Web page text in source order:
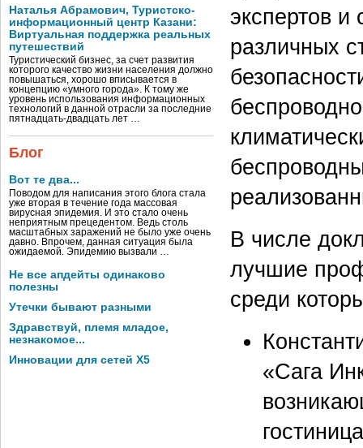
Наталья Абрамович, Туристско-
информационный центр Казани:
Виртуальная поддержка реальных
путешествий
Туристический бизнес, за счет развития
которого качество жизни населения должно
повышаться, хорошо вписывается в
концепцию «умного города». К тому же
уровень использования информационных
технологий в данной отрасли за последние
пятнадцать-двадцать лет …
Блог
Вот те два...
Поводом для написания этого блога стала
уже вторая в течение года массовая
вирусная эпидемия. И это стало очень
неприятным прецедентом. Ведь столь
масштабных заражений не было уже очень
давно. Впрочем, данная ситуация была
ожидаемой. Эпидемию вызвали …
Не все апдейты одинаково
полезны
Утечки бывают разными
Здравствуй, племя младое,
незнакомое...
Инновации для сетей X5
экспертов и
различных
В числе
лучшие
среди
«Сага